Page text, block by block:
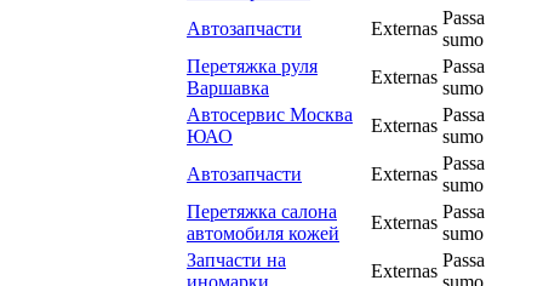
Автозапчасти
Externas
Passa
sumo
Перетяжка руля
Варшавка
Externas
Passa
sumo
Автосервис Москва
ЮАО
Externas
Passa
sumo
Автозапчасти
Externas
Passa
sumo
Перетяжка салона
автомобиля кожей
Externas
Passa
sumo
Запчасти на
иномарки
Externas
Passa
sumo